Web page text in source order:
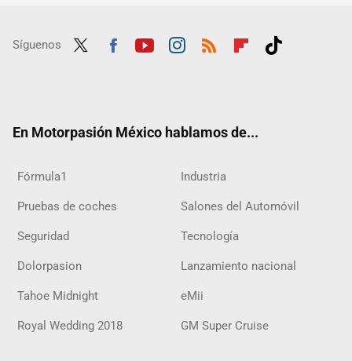
Síguenos
En Motorpasión México hablamos de...
Fórmula1 Industria
Pruebas de coches Salones del Automóvil
Seguridad Tecnología
Dolorpasion Lanzamiento nacional
Tahoe Midnight eMii
Royal Wedding 2018 GM Super Cruise